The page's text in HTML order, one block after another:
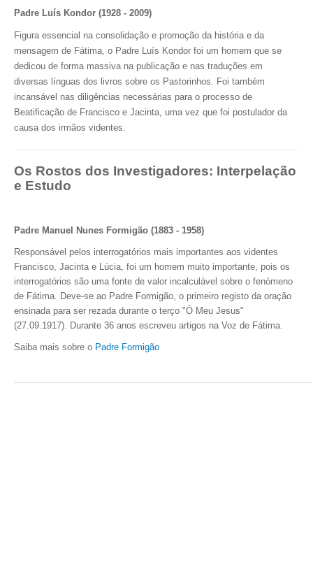
Padre Luís Kondor (1928 - 2009)
Figura essencial na consolidação e promoção da história e da
mensagem de Fátima, o Padre Luís Kondor foi um homem que se
dedicou de forma massiva na publicação e nas traduções em
diversas línguas dos livros sobre os Pastorinhos. Foi também
incansável nas diligências necessárias para o processo de
Beatificação de Francisco e Jacinta, uma vez que foi postulador da
causa dos irmãos videntes.
Os Rostos dos Investigadores: Interpelação
e Estudo
Padre Manuel Nunes Formigão (1883 - 1958)
Responsável pelos interrogatórios mais importantes aos videntes
Francisco, Jacinta e Lúcia, foi um homem muito importante, pois os
interrogatórios são uma fonte de valor incalculável sobre o fenómeno
de Fátima. Deve-se ao Padre Formigão, o primeiro registo da oração
ensinada para ser rezada durante o terço "Ó Meu Jesus"
(27.09.1917). Durante 36 anos escreveu artigos na Voz de Fátima.
Saiba mais sobre o Padre Formigão